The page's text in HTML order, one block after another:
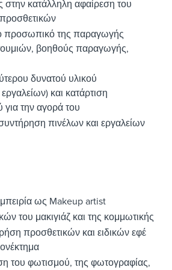
στην κατάλληλη αφαίρεση του
προσθετικών
προσωπικό της παραγωγής
βοηθούς παραγωγής,
δυνατού υλικού
και κατάρτιση
την αγορά του
πινέλων και εργαλείων
ως Makeup artist
του μακιγιάζ και της κομμωτικής
προσθετικών και ειδικών εφέ
του φωτισμού, της φωτογραφίας,